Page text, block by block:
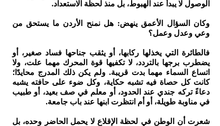
الوصول لا يبدأ عند الهبوط، بل منذ لحظة الاستعداد.
وكان السؤال الأعمق ينهض: هل نمنح الأردن ما يستحق من
وعي وعدل وعمل؟
فالطائرة التي يخذلها ركابها، أو يثقب جناحها فساد صغير، أو
يضطرب برجها بالتردد، لا تكفيها قوة المحرك مهما علت، ولا
اتساع السماء مهما بدت قريبة. ولم يكن ذلك المدرج محايدًا؛
كانت كل حصاة فيه تشبه حكاية، وكل ضوء على حافته يشبه
دعاءً تركه جندي عند الحدود، أو معلم في صف بعيد، أو طبيب
في مناوبة طويلة، أو أم انتظرت ابنها عند باب جامعة.
شعرت أن الوطن في لحظة الإقلاع لا يحمل الحاضر وحده، بل